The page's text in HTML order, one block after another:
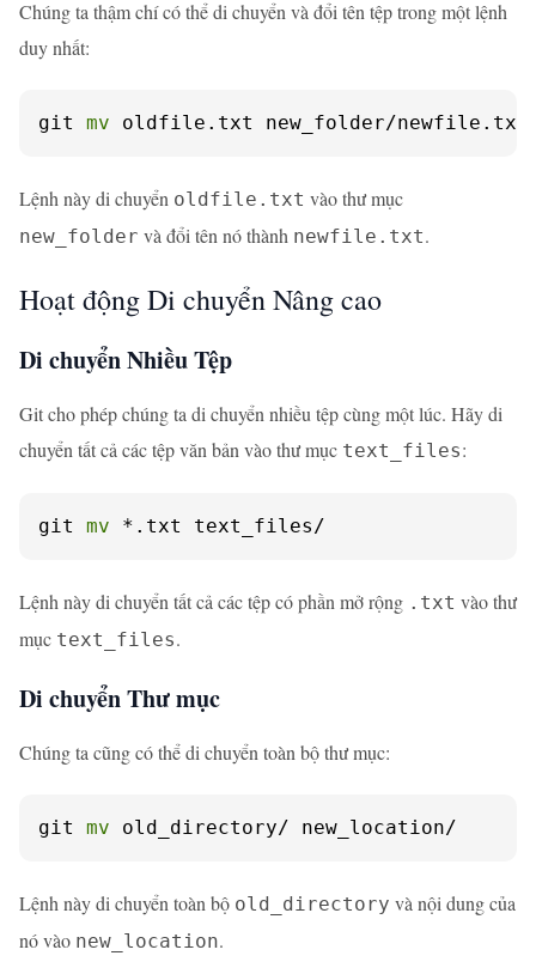
Chúng ta thậm chí có thể di chuyển và đổi tên tệp trong một lệnh
duy nhất:
git mv oldfile.txt new_folder/newfile.txt
Lệnh này di chuyển oldfile.txt vào thư mục
new_folder và đổi tên nó thành newfile.txt.
Hoạt động Di chuyển Nâng cao
Di chuyển Nhiều Tệp
Git cho phép chúng ta di chuyển nhiều tệp cùng một lúc. Hãy di
chuyển tất cả các tệp văn bản vào thư mục text_files:
git mv *.txt text_files/
Lệnh này di chuyển tất cả các tệp có phần mở rộng .txt vào thư
mục text_files.
Di chuyển Thư mục
Chúng ta cũng có thể di chuyển toàn bộ thư mục:
git mv old_directory/ new_location/
Lệnh này di chuyển toàn bộ old_directory và nội dung của
nó vào new_location.